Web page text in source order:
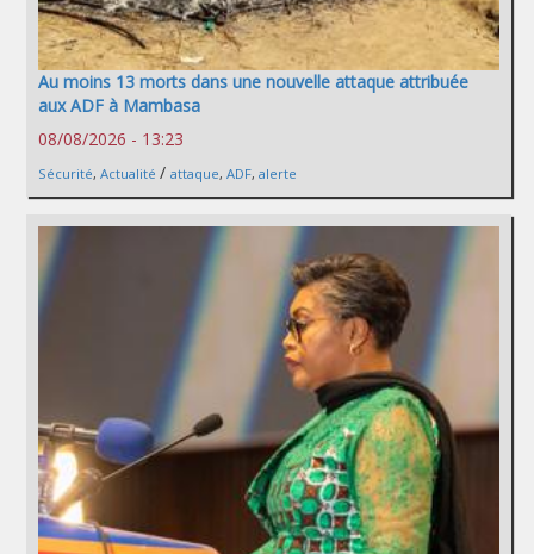
Au moins 13 morts dans une nouvelle attaque attribuée
aux ADF à Mambasa
08/08/2026 - 13:23
Sécurité, Actualité / attaque, ADF, alerte